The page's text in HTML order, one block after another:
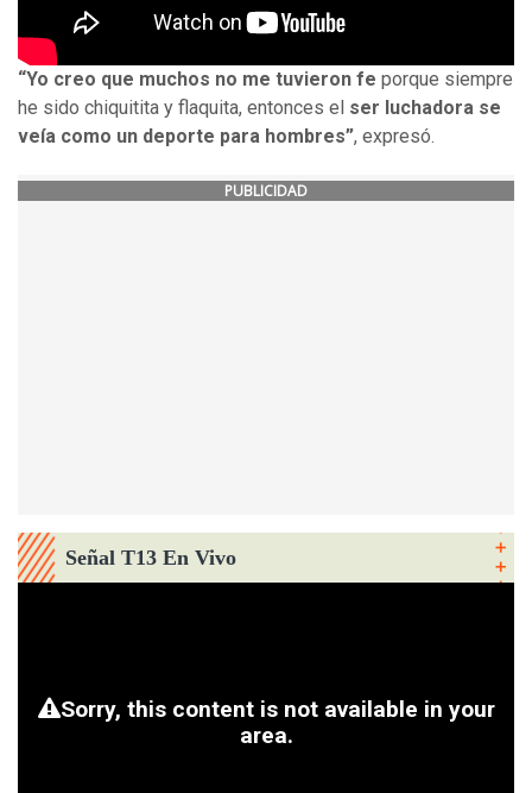
“Yo creo que muchos no me tuvieron fe porque siempre
he sido chiquitita y flaquita, entonces el ser luchadora se
veía como un deporte para hombres”, expresó.
PUBLICIDAD
Señal T13 En Vivo